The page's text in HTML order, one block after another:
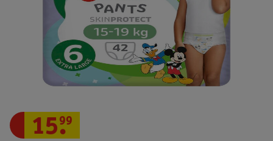
15.
99